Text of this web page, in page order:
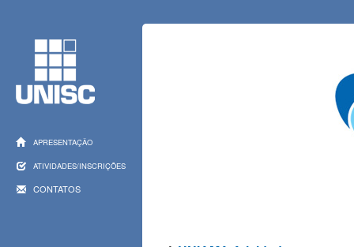
APRESENTAÇÃO
ATIVIDADES/INSCRIÇÕES
CONTATOS